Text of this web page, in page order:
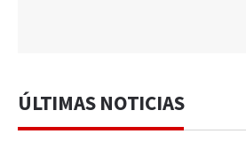
ÚLTIMAS NOTICIAS